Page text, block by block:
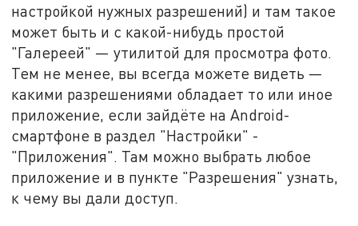
настройкой нужных разрешений) и там такое
может быть и с какой-нибудь простой
"Галереей" — утилитой для просмотра фото.
Тем не менее, вы всегда можете видеть —
какими разрешениями обладает то или иное
приложение, если зайдёте на Android-
смартфоне в раздел "Настройки" -
"Приложения". Там можно выбрать любое
приложение и в пункте "Разрешения" узнать,
к чему вы дали доступ.